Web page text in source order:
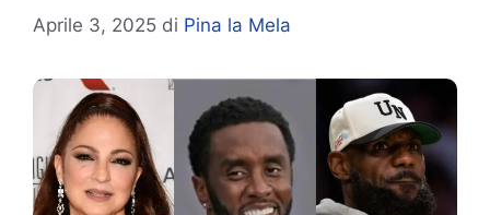
Aprile 3, 2025 di Pina la Mela